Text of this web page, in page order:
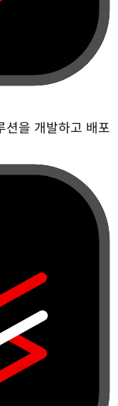
션을 개발하고 배포